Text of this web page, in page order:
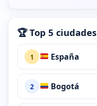
🏆 Top 5 ciudades
1 España
2 Bogotá